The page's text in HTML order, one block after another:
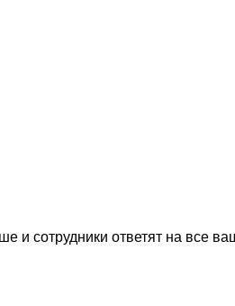
и сотрудники ответят на все